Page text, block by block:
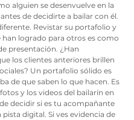
alguien se desenvuelve en la
de decidirte a bailar con él.
Revistar su portafolio y
han logrado para otros es como
presentación. ¿Han
los clientes anteriores brillen
Un portafolio sólido es
de que saben lo que hacen. Es
y los videos del bailarín en
decidir si es tu acompañante
pista digital. Si ves evidencia de